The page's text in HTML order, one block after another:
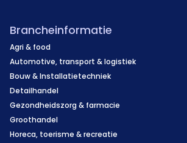
Brancheinformatie
Agri & food
Automotive, transport & logistiek
Bouw & Installatietechniek
Detailhandel
Gezondheidszorg & farmacie
Groothandel
Horeca, toerisme & recreatie